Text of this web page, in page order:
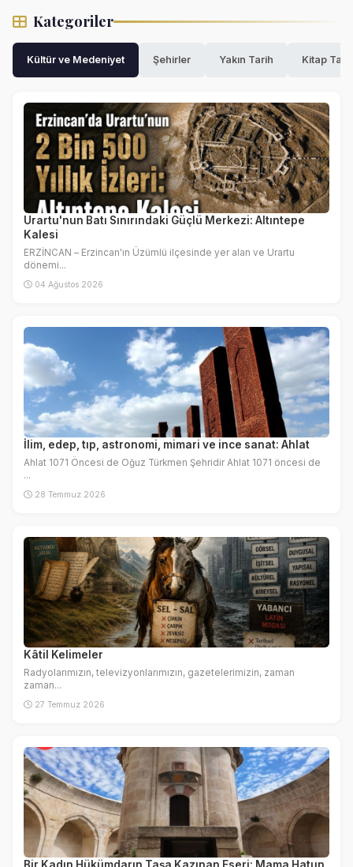
Kategoriler
Kültür ve Medeniyet Şehirler Yakın Tarih Kitap
Urartu'nun Batı Sınırındaki Güçlü Merkezi: Altıntepe
Kalesi
ERZİNCAN – Erzincan'ın Üzümlü ilçesinde yer alan ve Urartu
dönemi...
04 Ağustos 2026
İlim, edep, tıp, astronomi, mimari ve ince sanat: Ahlat
Ahlat 1071 Öncesi de Oğuz Türkmen Şehridir Ahlat 1071 öncesi de
...
28 Temmuz 2026
Kâtil Kelimeler
Radyolarımızın, televizyonlarımızın, gazetelerimizin, zaman
zaman...
27 Temmuz 2026